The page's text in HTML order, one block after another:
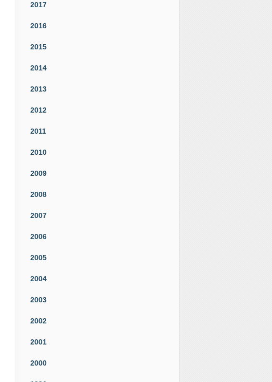
2017
2016
2015
2014
2013
2012
2011
2010
2009
2008
2007
2006
2005
2004
2003
2002
2001
2000